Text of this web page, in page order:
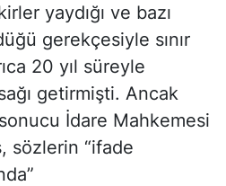
yaydığı ve bazı
gerekçesiyle sınır
20 yıl süreyle
getirmişti. Ancak
sonucu İdare Mahkemesi
sözlerin “ifade